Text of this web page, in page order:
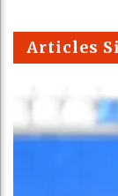
m
Articles